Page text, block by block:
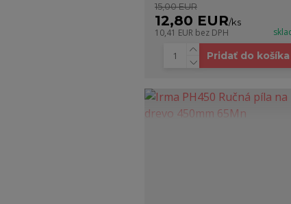
15,00 EUR
12,80 EUR/ks
10,41 EUR bez DPH
Pridať do košíka